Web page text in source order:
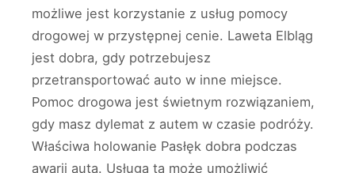
możliwe jest korzystanie z usług pomocy
drogowej w przystępnej cenie. Laweta Elbląg
jest dobra, gdy potrzebujesz
przetransportować auto w inne miejsce.
Pomoc drogowa jest świetnym rozwiązaniem,
gdy masz dylemat z autem w czasie podróży.
Właściwa holowanie Pasłęk dobra podczas
awarii auta. Usługa ta może umożliwić